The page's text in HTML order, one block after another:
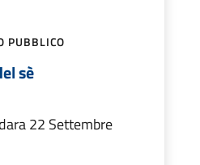
PUBBLICO
sè
22 Settembre